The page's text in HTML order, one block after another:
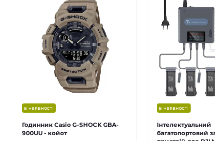
в наявності
Годинник Casio G-SHOCK GBA-
900UU - койот
в наявності
Інтелектуальний
багатопортовий